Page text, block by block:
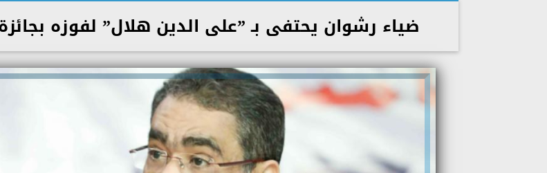
ضياء رشوان يحتفى بـ ”على الدين هلال” لفوزه